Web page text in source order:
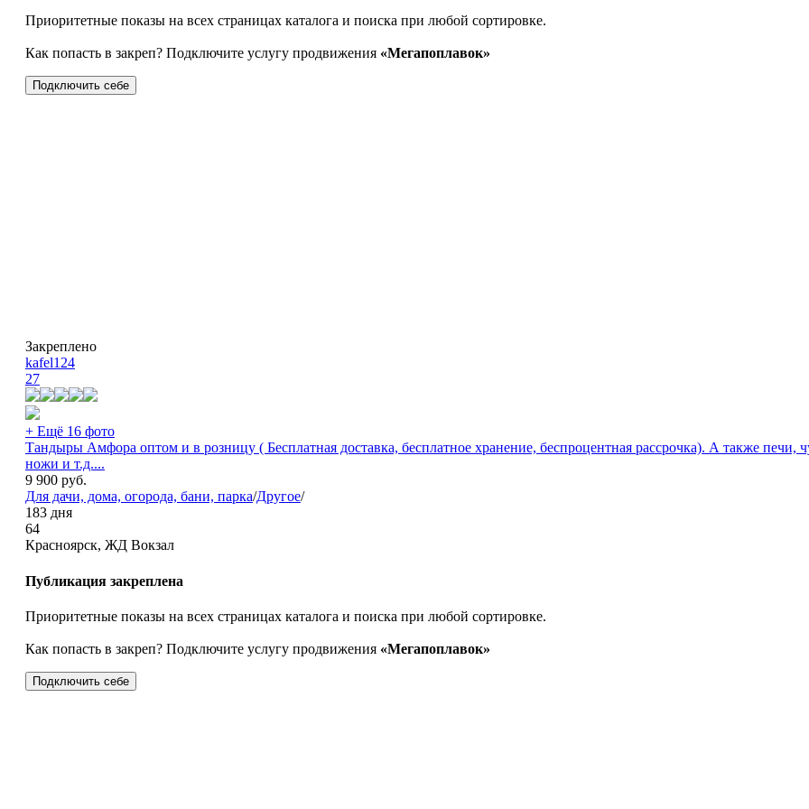
Приоритетные показы на всех страницах каталога и поиска при любой сортировке.
Как попасть в закреп? Подключите услугу продвижения «Мегапоплавок»
Подключить себе
Закреплено
kafel124
27
+ Ещё 16 фото
Тандыры Амфора оптом и в розницу ( Бесплатная доставка, бесплатное хранение, беспроцентная рассрочка). А также
ножи и т.д....
9 900 руб.
Для дачи, дома, огорода, бани, парка/Другое/
183 дня
64
Красноярск, ЖД Вокзал
Публикация закреплена
Приоритетные показы на всех страницах каталога и поиска при любой сортировке.
Как попасть в закреп? Подключите услугу продвижения «Мегапоплавок»
Подключить себе